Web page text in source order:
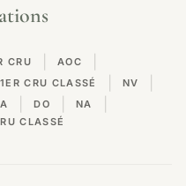
CRU AOC
1ER CRU CLASSÉ NV
DO NA
CLASSÉ